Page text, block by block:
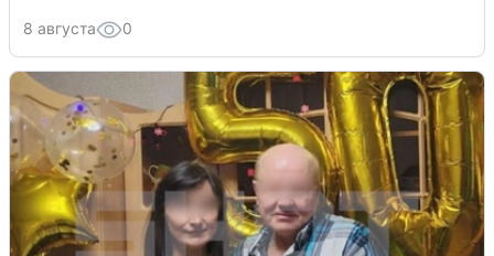
8 августа 0